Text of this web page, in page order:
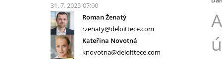
31. 7. 2025 07:00
Roman Ženatý
rzenaty@deloittece.com
Kateřina Novotná
knovotna@deloittece.com